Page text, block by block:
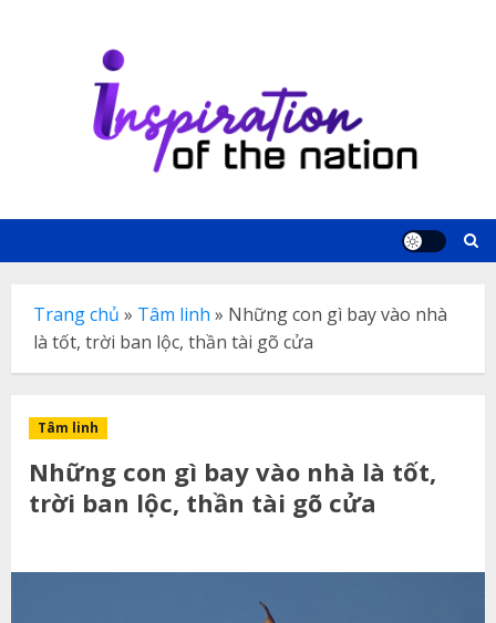
Trang chủ » Tâm linh » Những con gì bay vào nhà
là tốt, trời ban lộc, thần tài gõ cửa
Tâm linh
Những con gì bay vào nhà là tốt,
trời ban lộc, thần tài gõ cửa